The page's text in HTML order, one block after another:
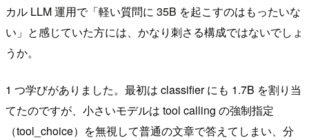
カル LLM 運用で「軽い質問に 35B を起こすのはもったいな
い」と感じていた方には、かなり刺さる構成ではないでしょ
うか。
1 つ学びがありました。最初は classifier にも 1.7B を割り当
てたのですが、小さいモデルは tool calling の強制指定
（tool_choice）を無視して普通の文章で答えてしまい、分